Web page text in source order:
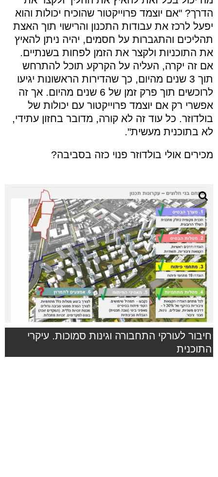
הדרך? "אם יוצמד פרוייקטור שהוכיח יכולות והוא
יפעל לרכז את עבודות התכנון והרישוי תוך האצת
תהליכים והתגברות על חסמים, יהיה ניתן להאיץ
את התוכניות ולקצר את הזמן לפחות בשנתיים.
אם זה יקרה, העליה על הקרקע תוכל להתרחש
תוך 3 שנים מהיום, כך שהדירות הראשונות יגיעו
לרוכשים תוך פרק זמן של 6 שנים מהיום. אך זה
אפשרי רק אם יוצמד פרוייקטור עם יכולות של
בולדוזר. כל עוד זה לא קורה, מדובר בחזון עתידי,
לא בתוכנית מעשית".
מכירים אולי בולדוזר פנוי כזה בסביבה?
חיבור לעורקי התחבורה וגינות סמוכות. עיקרי
התוכנית